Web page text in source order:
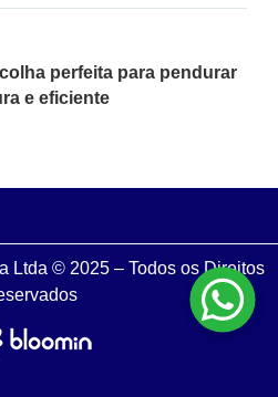
perfeita para pendurar
e eficiente
Ltda © 2025 – Todos os Direitos